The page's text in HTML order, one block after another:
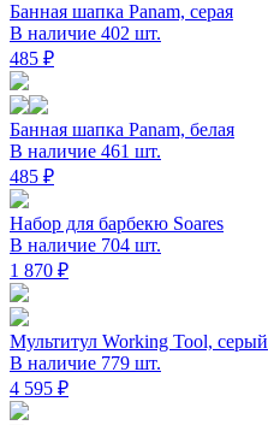
Банная шапка Panam, серая
В наличие 402 шт.
485 ₽
Банная шапка Panam, белая
В наличие 461 шт.
485 ₽
Набор для барбекю Soares
В наличие 704 шт.
1 870 ₽
Мультитул Working Tool, серый
В наличие 779 шт.
4 595 ₽